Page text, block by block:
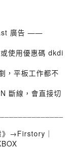
廣告 ——
或使用優惠碼 dkdi
，平板工作都不
斷線，會直接切
》→Firstory｜